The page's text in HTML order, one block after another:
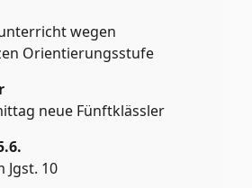
wegen
Orientierungsstufe
neue Fünftklässler
10